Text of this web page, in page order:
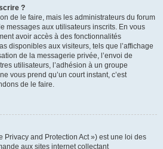
?
de le faire, mais les administrateurs du forum
messages aux utilisateurs inscrits. En vous
avoir accès à des fonctionnalités
disponibles aux visiteurs, tels que l’affichage
de la messagerie privée, l’envoi de
utilisateurs, l’adhésion à un groupe
vous prend qu’un court instant, c’est
de le faire.
Privacy and Protection Act ») est une loi des
aux sites internet collectant